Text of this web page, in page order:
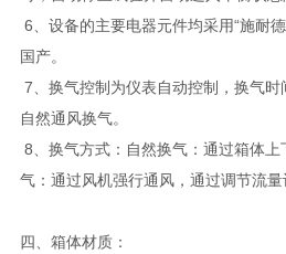
6、设备的主要电器元件均采用“施耐
国产。
7、换气控制为仪表自动控制，换气
自然通风换气。
8、换气方式：自然换气：通过箱体
气：通过风机强行通风，通过调节流量
四、箱体材质：